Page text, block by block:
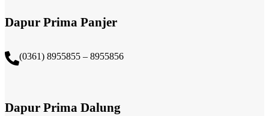
Dapur Prima Panjer
(0361) 8955855 – 8955856​
Dapur Prima Dalung